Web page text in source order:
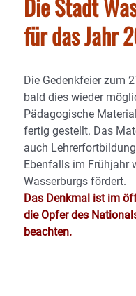
Die Stadt
für das Jahr
Die Gedenkfeier zum
bald dies wieder
Pädagogische
fertig gestellt. Das
auch
Ebenfalls im Frühjahr
Wasserburgs fördert.
Das Denkmal ist im
die Opfer des
beachten.